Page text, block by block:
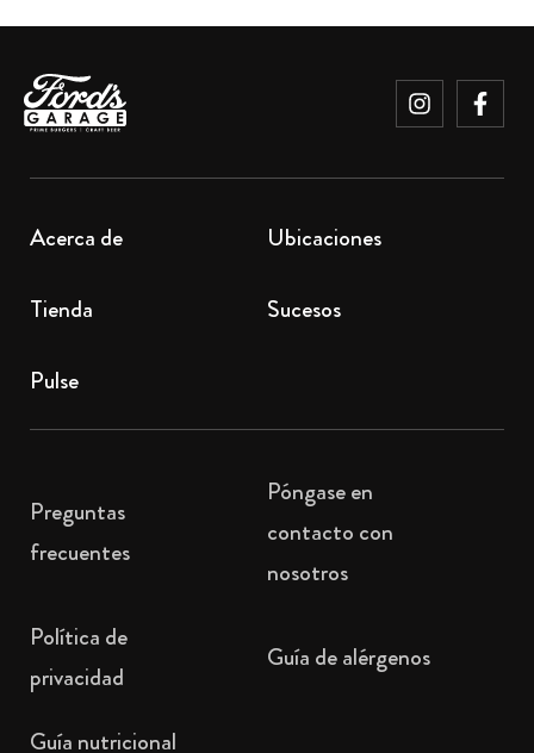
Acerca de Ubicaciones
Tienda Sucesos
Pulse
Preguntas
frecuentes
Póngase en
contacto con
nosotros
Política de
privacidad
Guía de alérgenos
Guía nutricional